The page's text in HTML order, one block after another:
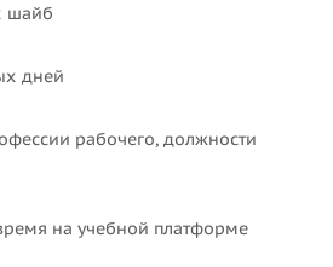
шайб
дней
рабочего, должности
на учебной платформе